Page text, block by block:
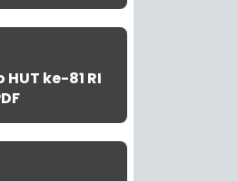
ke-81 RI